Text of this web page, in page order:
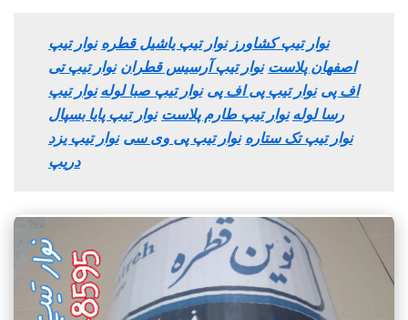
نوار تیپ کشاورز نوار تیپ یاشیل قطره نوار تیپ
اصفهان پلاست نوار تیپ آرسیس قطران نوار تیپ تی
اف پی نوار تیپ پی اف پی نوار تیپ صبا لوله نوار تیپ
رسا لوله نوار تیپ طارم پلاست نوار تیپ پایا بسپال
نوار تیپ تک ستاره نوار تیپ پی وی سی نوار تیپ یزد
دریپ